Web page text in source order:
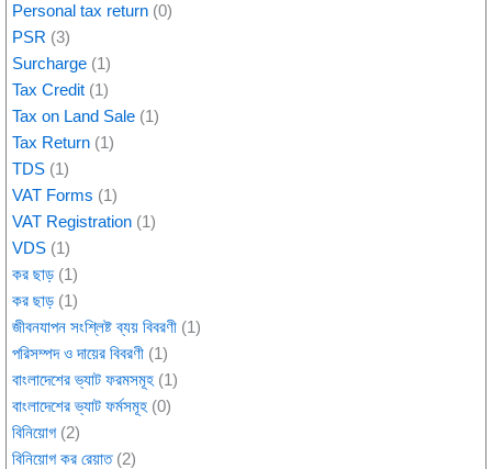
Personal tax return (0)
PSR (3)
Surcharge (1)
Tax Credit (1)
Tax on Land Sale (1)
Tax Return (1)
TDS (1)
VAT Forms (1)
VAT Registration (1)
VDS (1)
কর ছাড় (1)
কর ছাড় (1)
জীবনযাপন সংশ্লিষ্ট ব্যয় বিবরণী (1)
পরিসম্পদ ও দায়ের বিবরণী (1)
বাংলাদেশের ভ্যাট ফরমসমূহ (1)
বাংলাদেশের ভ্যাট ফর্মসমূহ (0)
বিনিয়োগ (2)
বিনিয়োগ কর রেয়াত(2)